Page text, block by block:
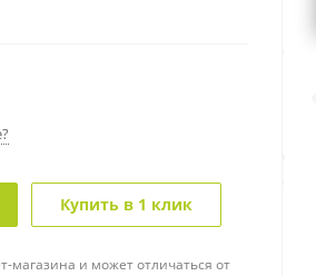
Купить в 1 клик
магазина и может отличаться от